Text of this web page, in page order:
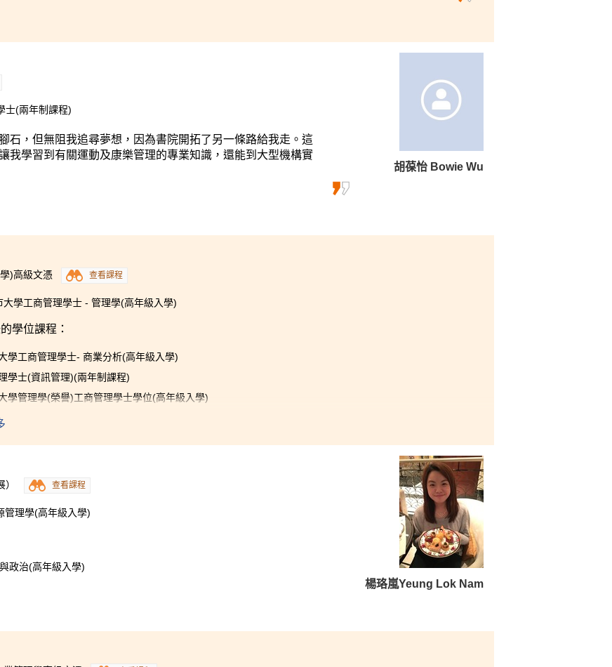
胡葆怡 Bowie Wu
士(兩年制課程)
石，但無阻我追尋夢想，因為書院開拓了另一條路給我走。這
我學習到有關運動及康樂管理的專業知識，還能到大型機構實
)高級文憑
查看課程
大學工商管理學士 - 管理學(高年級入學)
學位課程：
學工商管理學士- 商業分析(高年級入學)
學士(資訊管理)(兩年制課程)
學管理學(榮譽)工商管理學士學位(高年級入學)
學工商管理學士
學習生活中，商業學高級文憑(管理學) 大大加深了我對商業管理的認識。在講師的精心
下，配合我們參與不同的課堂專題研習，不但鞏固管理學的知識，還提升了我的演講技
好準備，入讀大學。再者，書院為我們提供了很多與課程相關的活動，例如大專生商業
能應用所學的知識。我慶幸得到講師和學生輔導主任的支持和鼓勵，使我能踏上大學之
楊珞嵐Yeung Lok Nam
查看課程
管理學(高年級入學)
政治(高年級入學)